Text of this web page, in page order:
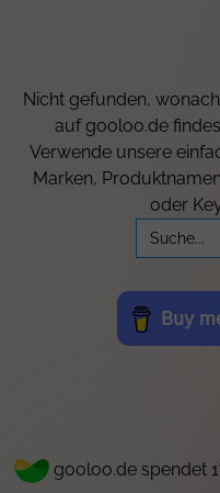
Nicht gefunden,
auf gooloo.de
Verwende unsere
Marken,
oder
Search
for:
gooloo.de spendet